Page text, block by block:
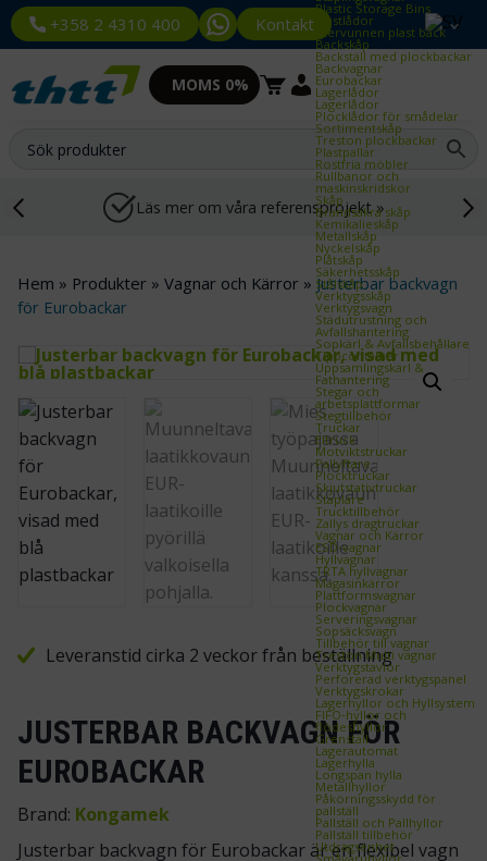
+358 2 4310 400 Kontakt
Plastic Storage Bins
Plastlådor
Återvunnen plast back
Backskåp
Backställ med plockbackar
Backvagnar
Eurobackar
Lagerlådor
Lagerlådor
Plocklådor för smådelar
Sortimentskåp
Treston plockbackar
Plastpallar
Rostfria möbler
Rullbanor och
maskinskridskor
Skåp
Brandsäkra skåp
Kemikalieskåp
Metallskåp
Nyckelskåp
Plåtskåp
Säkerhetsskåp
Stålskåp
Verktygsskåp
Verktygsvagn
Städutrustning och
Avfallshantering
Sopkärl & Avfallsbehållare
Tippcontainer
Uppsamlingskärl &
Fathantering
Stegar och
arbetsplattformar
Stegtillbehör
Truckar
Eltruck
Motviktstruckar
Pallyftare
Plocktruckar
Skjutstativtruckar
Staplare
Trucktillbehör
Zallys dragtruckar
Vagnar och Kärror
ESD‑vagnar
Hyllvagnar
TRTA hyllvagnar
Magasinkärror
Plattformsvagnar
Plockvagnar
Serveringsvagnar
Sopsäcksvagn
Tillbehör till vagnar
Treston Multi vagnar
Verktygstavlor
Perforerad verktygspanel
Verktygskrokar
Lagerhyllor och Hyllsystem
FIFO‑hyllor och
flödeshyllor
Grenställ
Lagerautomat
Lagerhylla
Longspan hylla
Metallhyllor
Påkörningsskydd för
pallställ
Pallställ och Pallhyllor
Pallställ tillbehör
Utdragsenhet
Småvaruhyllor
MOMS 0%
Läs mer om våra referensprojekt »
Hem » Produkter » Vagnar och Kärror » Justerbar backvagn
för Eurobackar
Leveranstid cirka 2 veckor från beställning
JUSTERBAR BACKVAGN FÖR
EUROBACKAR
Brand: Kongamek
Justerbar backvagn för Eurobackar är en flexibel vagn